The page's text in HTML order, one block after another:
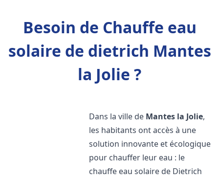
Besoin de Chauffe eau
solaire de dietrich Mantes
la Jolie ?
Dans la ville de Mantes la Jolie,
les habitants ont accès à une
solution innovante et écologique
pour chauffer leur eau : le
chauffe eau solaire de Dietrich